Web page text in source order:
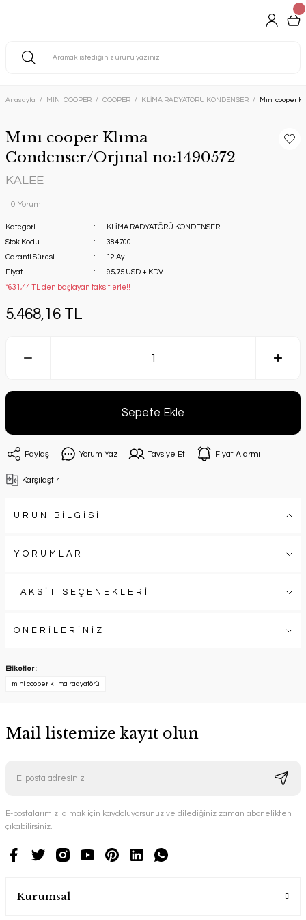
Anasayfa MINI COOPER COOPER KLİMA RADYATÖRÜ KONDENSER Mını cooper
Mını cooper Klıma
Condenser/Orjınal no:1490572
KALEE
0 Yorum
Kategori
KLİMA RADYATÖRÜ KONDENSER
Stok Kodu
384700
Garanti Süresi
12 Ay
Fiyat
95,75 USD + KDV
*631,44 TL den başlayan taksitlerle!!
5.468,16 TL
Sepete Ekle
Paylaş Yorum Yaz Tavsiye Et Fiyat Alarmı
Karşılaştır
ÜRÜN BİLGİSİ
YORUMLAR
TAKSİT SEÇENEKLERİ
ÖNERİLERİNİZ
Etiketler :
mini cooper klima radyatörü
Mail listemize kayıt olun
E-postalarımızı almak için kaydoluyorsunuz ve dilediğiniz zaman abonelikten
çıkabilirsiniz.
Kurumsal